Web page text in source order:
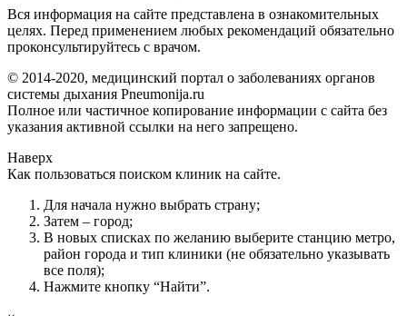
Вся информация на сайте представлена в ознакомительных
целях. Перед применением любых рекомендаций обязательно
проконсультируйтесь с врачом.
© 2014-2020, медицинский портал о заболеваниях органов
системы дыхания Pneumonija.ru
Полное или частичное копирование информации с сайта без
указания активной ссылки на него запрещено.
Наверх
Как пользоваться поиском клиник на сайте.
Для начала нужно выбрать страну;
Затем – город;
В новых списках по желанию выберите станцию метро,
район города и тип клиники (не обязательно указывать
все поля);
Нажмите кнопку “Найти”.